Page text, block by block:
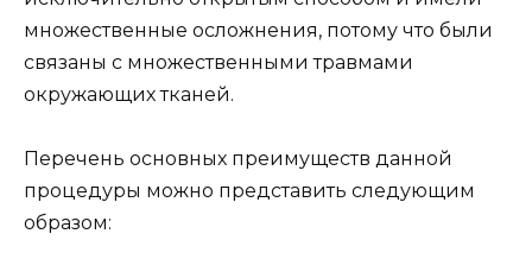
множественные осложнения, потому что были
связаны с множественными травмами
окружающих тканей.
Перечень основных преимуществ данной
процедуры можно представить следующим
образом: